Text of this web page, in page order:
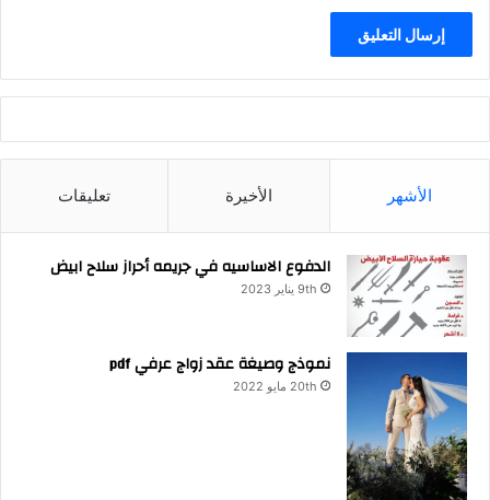
الأشهر الأخيرة تعليقات
الدفوع الاساسيه في جريمه أحراز سلاح ابيض
9th يناير 2023
نموذج وصيغة عقد زواج عرفي pdf
20th مايو 2022